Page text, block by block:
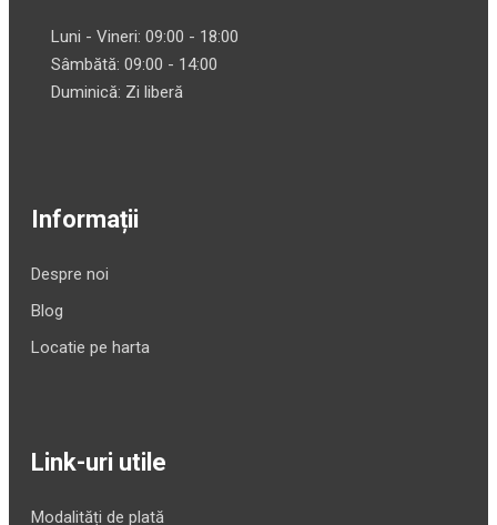
Luni - Vineri: 09:00 - 18:00
Sâmbătă: 09:00 - 14:00
Duminică: Zi liberă
Informații
Despre noi
Blog
Locatie pe harta
Link-uri utile
Modalități de plată